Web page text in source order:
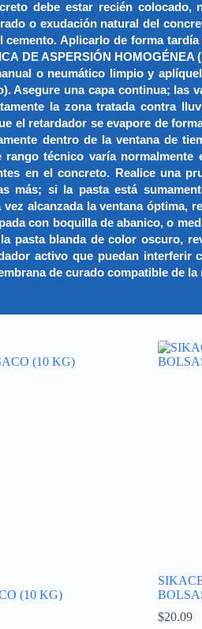
debe estar recién
o exudación natural del
Aplicarlo de forma
DE ASPERSIÓN
o neumático limpio y
Asegure una capa continua;
la zona tratada contra
retardador se evapore de
dentro de la ventana de
técnico varía
en el concreto. Realice una
más; si la pasta está
vez alcanzada la ventana
con boquilla de abanico, o
pasta blanda de color oscuro,
activo que puedan
de curado compatible de la
(10 KG)
$20.09